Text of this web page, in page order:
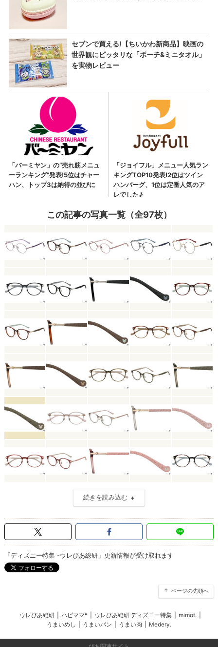
この記事の写真一覧（全97枚）
続きを読み込む
「ディズニー特集 -ウレぴあ総研」更新情報が受け取れます
ページの先頭へ
ウレぴあ総研 ハピママ* ウレぴあ総研 ディズニー特集 mimot.
うまいめし
うまいパン うまい肉 Medery.